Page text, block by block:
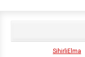
SihirliElma